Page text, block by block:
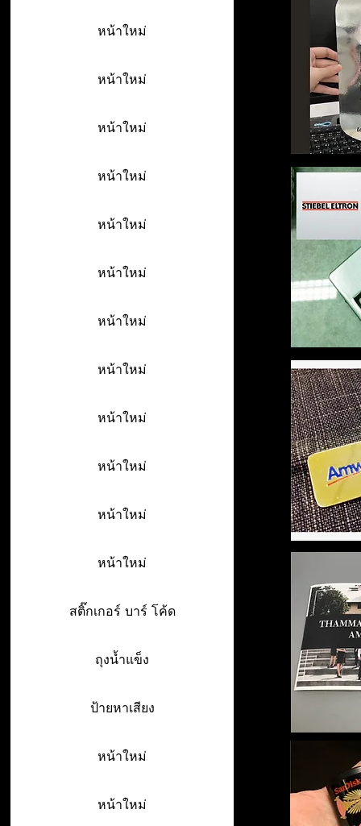
หน้าใหม่
หน้าใหม่
หน้าใหม่
หน้าใหม่
หน้าใหม่
หน้าใหม่
หน้าใหม่
หน้าใหม่
หน้าใหม่
หน้าใหม่
หน้าใหม่
หน้าใหม่
สติ๊กเกอร์ บาร์ โค้ด
ถุงน้ำแข็ง
ป้ายหาเสียง
หน้าใหม่
หน้าใหม่